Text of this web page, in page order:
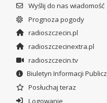
Wyślij do nas wiadomość
Prognoza pogody
radioszczecin.pl
radioszczecinextra.pl
radioszczecin.tv
Biuletyn Informacji
Posłuchaj teraz
Logowanie